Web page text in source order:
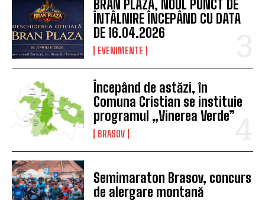
BRAN PLAZA, NOUL PUNCT DE
ÎNTÂLNIRE ÎNCEPÂND CU DATA
DE 16.04.2026
EVENIMENTE
Începând de astăzi, în
Comuna Cristian se instituie
programul „Vinerea Verde”
BRASOV
Semimaraton Brasov, concurs
de alergare montană